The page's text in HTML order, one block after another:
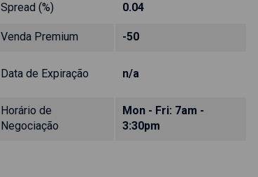
Spread (%) 0.04
Venda Premium -50
Data de Expiração n/a
Horário de
Negociação
Mon - Fri: 7am -
3:30pm